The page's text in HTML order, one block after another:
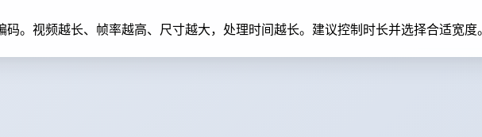
码。视频越长、帧率越高、尺寸越大，处理时间越长。建议控制时长并选择合适宽度